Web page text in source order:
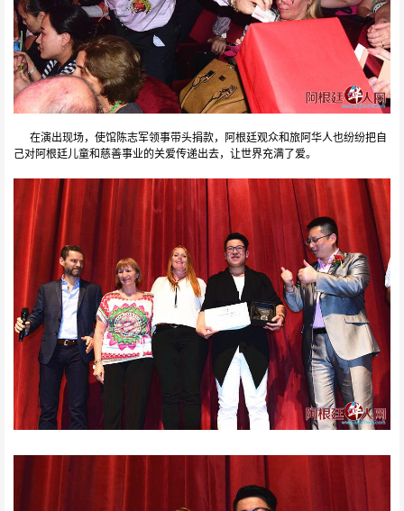
在演出现场，使馆陈志军领事带头捐款，阿根廷观众和旅阿华人也纷纷把自
己对阿根廷儿童和慈善事业的关爱传递出去，让世界充满了爱。